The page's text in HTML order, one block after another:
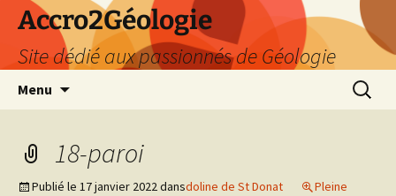
Accro2Géologie
Site dédié aux passionnés de Géologie
Menu
18-paroi
Publié le 17 janvier 2022dansdoline de St Donat
Pleine